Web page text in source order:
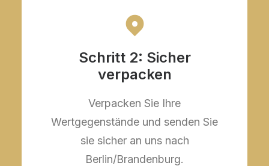
Schritt 2: Sicher
verpacken
Verpacken Sie Ihre
Wertgegenstände und senden Sie
sie sicher an uns nach
Berlin/Brandenburg.